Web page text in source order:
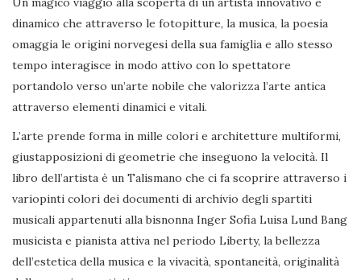
dinamico che attraverso le fotopitture, la musica, la poesia
omaggia le origini norvegesi della sua famiglia e allo stesso
tempo interagisce in modo attivo con lo spettatore
portandolo verso un’arte nobile che valorizza l’arte antica
attraverso elementi dinamici e vitali.
L’arte prende forma in mille colori e architetture multiformi,
giustapposizioni di geometrie che inseguono la velocità. Il
libro dell’artista è un Talismano che ci fa scoprire attraverso i
variopinti colori dei documenti di archivio degli spartiti
musicali appartenuti alla bisnonna Inger Sofia Luisa Lund Bang
musicista e pianista attiva nel periodo Liberty, la bellezza
dell’estetica della musica e la vivacità, spontaneità, originalità